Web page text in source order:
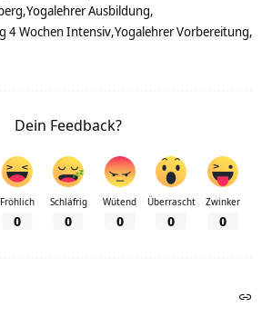
Yogalehrer Ausbildung
4 Wochen Intensiv Yogalehrer Vorbereitung
Dein Feedback?
Fröhlich
0
Schläfrig
0
Wütend
0
Überrascht
0
Zwinker
0